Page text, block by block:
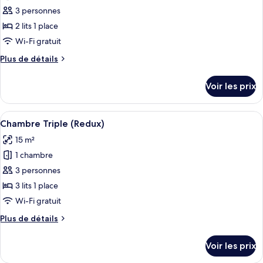
(Redux)
pour
ce
type
chambre :
lits
jumeaux
(Redux)
3 personnes
2 lits 1 place
Wi-Fi gratuit
Plus de détails
Plus
le
type
de
Chambre
avec
lits
jumeaux
(Redux)
Voir les prix
Afficher
toutes
les
photos
pour
ce
type
chambre :
Une chambre d’hôtel avec un mur
5
Chambre Triple (Redux)
15 m²
1 chambre
3 personnes
3 lits 1 place
Wi-Fi gratuit
Plus de détails
Plus
le
Voir les prix